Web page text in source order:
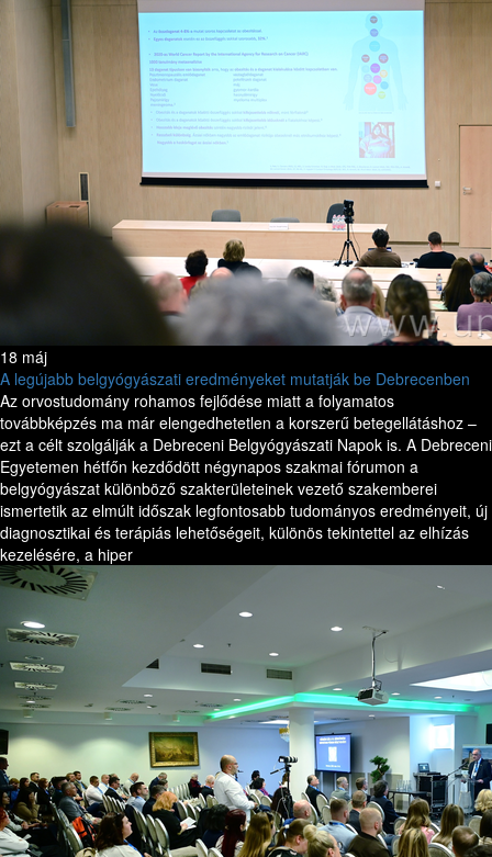
18 máj
A legújabb belgyógyászati eredményeket mutatják be Debrecenben
Az orvostudomány rohamos fejlődése miatt a folyamatos
továbbképzés ma már elengedhetetlen a korszerű betegellátáshoz –
ezt a célt szolgálják a Debreceni Belgyógyászati Napok is. A Debreceni
Egyetemen hétfőn kezdődött négynapos szakmai fórumon a
belgyógyászat különböző szakterületeinek vezető szakemberei
ismertetik az elmúlt időszak legfontosabb tudományos eredményeit, új
diagnosztikai és terápiás lehetőségeit, különös tekintettel az elhízás
kezelésére, a hiper